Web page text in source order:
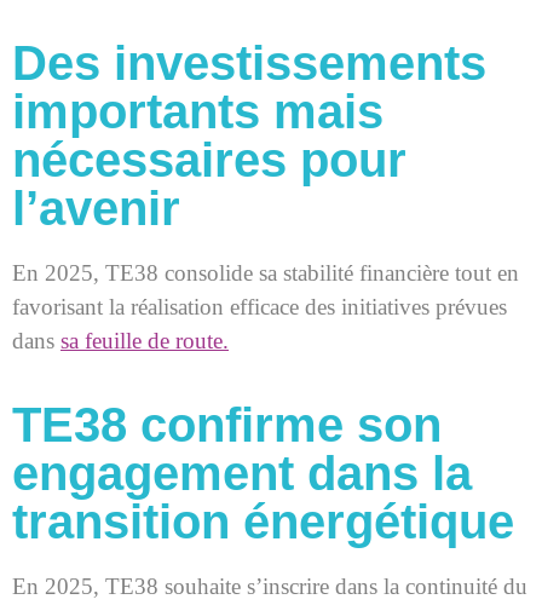
Des investissements
importants mais
nécessaires pour
l’avenir
En 2025, TE38 consolide sa stabilité financière tout en
favorisant la réalisation efficace des initiatives prévues
dans sa feuille de route.
TE38 confirme son
engagement dans la
transition énergétique
En 2025, TE38 souhaite s’inscrire dans la continuité du